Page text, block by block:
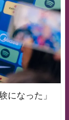
になった」